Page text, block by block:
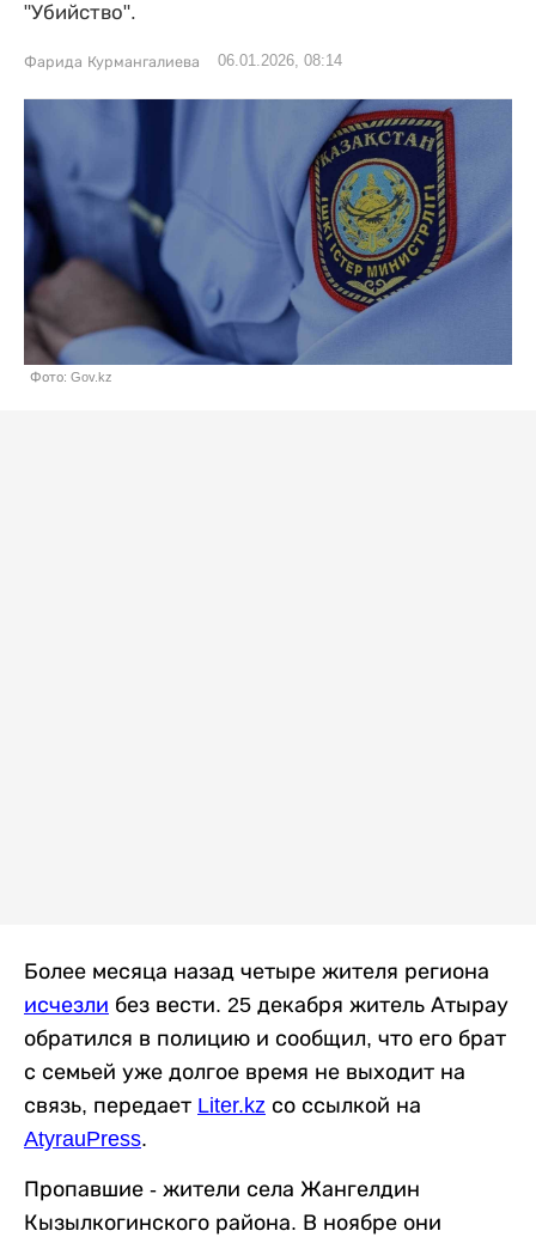
"Убийство".
Фарида Курмангалиева 06.01.2026, 08:14
Фото: Gov.kz
Более месяца назад четыре жителя региона
исчезли без вести. 25 декабря житель Атырау
обратился в полицию и сообщил, что его брат
с семьей уже долгое время не выходит на
связь, передает Liter.kz со ссылкой на
AtyrauPress.
Пропавшие - жители села Жангелдин
Кызылкогинского района. В ноябре они